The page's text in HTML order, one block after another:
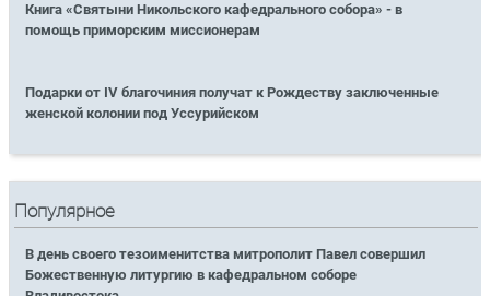
Книга «Святыни Никольского кафедрального собора» - в
помощь приморским миссионерам
Подарки от IV благочиния получат к Рождеству заключенные
женской колонии под Уссурийском
Популярное
В день своего тезоименитства митрополит Павел совершил
Божественную литургию в кафедральном соборе